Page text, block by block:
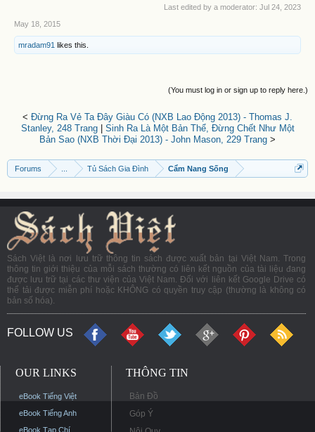
Last edited by a moderator: Jul 24, 2023
May 18, 2015
mradam91 likes this.
(You must log in or sign up to reply here.)
< Đừng Ra Vẻ Ta Đây Giàu Có (NXB Lao Động 2013) - Thomas J.
Stanley, 248 Trang| Sinh Ra Là Một Bản Thể, Đừng Chết Như Một
Bản Sao (NXB Thời Đại 2013) - John Mason, 229 Trang >
Forums Tủ Sách Gia Đình Cẩm Nang Sống
Sách Việt là nơi lưu trữ thông tin sách được xuất bản tại Việt Nam. Trong
thông tin giới thiệu của mỗi sách thường có liên kết nguồn của tài liệu đang
được lưu trữ tại các thư viện của Việt Nam. Đối với liên kết Google Drive có
thể tải được miễn phí hoặc KHÔNG có quyền truy cập (thường là không có
bản số hóa).
FOLLOW US
OUR LINKS
eBook Tiếng Việt
eBook Tiếng Anh
eBook Tạp Chí
THÔNG TIN
Bản Đồ
Góp Ý